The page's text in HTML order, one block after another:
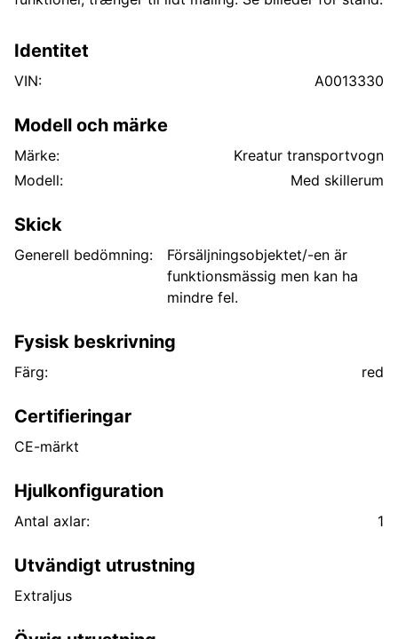
Identitet
VIN: A0013330
Modell och märke
Märke:
Kreatur transportvogn
Modell:
Med skillerum
Skick
Generell bedömning:
Försäljningsobjektet/-en är
funktionsmässig men kan ha
mindre fel.
Fysisk beskrivning
Färg: red
Certifieringar
CE-märkt
Hjulkonfiguration
Antal axlar: 1
Utvändigt utrustning
Extraljus